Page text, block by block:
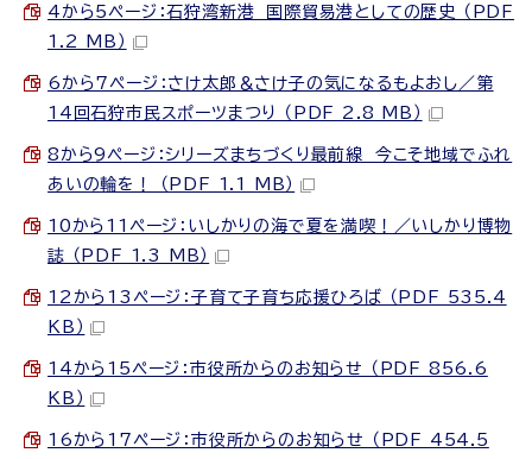
4から5ページ：石狩湾新港 国際貿易港としての歴史 （PDF
1.2 MB）
6から7ページ：さけ太郎＆さけ子の気になるもよおし／第
14回石狩市民スポーツまつり （PDF 2.8 MB）
8から9ページ：シリーズまちづくり最前線 今こそ地域でふれ
あいの輪を！ （PDF 1.1 MB）
10から11ページ：いしかりの海で夏を満喫！／いしかり博物
誌 （PDF 1.3 MB）
12から13ページ：子育て子育ち応援ひろば （PDF 535.4
KB）
14から15ページ：市役所からのお知らせ （PDF 856.6
KB）
16から17ページ：市役所からのお知らせ （PDF 454.5